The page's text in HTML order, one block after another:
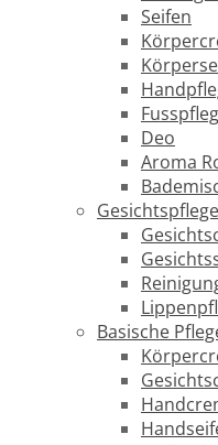
Seifen
Deo
Aroma
Gesichtspflege
Basische